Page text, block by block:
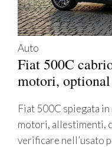
Auto
Fiat 500C
motori, optional
Fiat 500C spiegata
motori, allestimenti,
verificare nell’usato